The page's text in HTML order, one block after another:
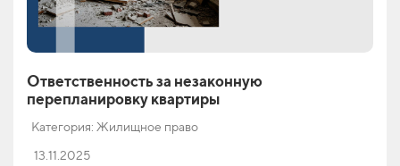
Ответственность за незаконную
перепланировку квартиры
Категория: Жилищное право
13.11.2025